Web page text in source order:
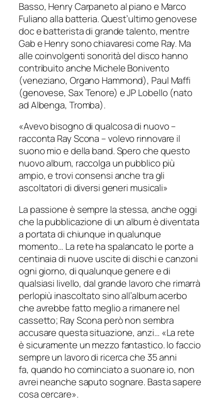
Basso, Henry Carpaneto al piano e Marco
Fuliano alla batteria. Quest’ultimo genovese
doc e batterista di grande talento, mentre
Gab e Henry sono chiavaresi come Ray. Ma
alle coinvolgenti sonorità del disco hanno
contribuito anche Michele Bonivento
(veneziano, Organo Hammond), Paul Maffi
(genovese, Sax Tenore) e JP Lobello (nato
ad Albenga, Tromba).
«Avevo bisogno di qualcosa di nuovo–
racconta Ray Scona –volevo rinnovare il
suono mio e della band. Spero che questo
nuovo album, raccolga un pubblico più
ampio, e trovi consensi anche tra gli
ascoltatori di diversi generi musicali»
La passione è sempre la stessa, anche oggi
che la pubblicazione di un album è diventata
a portata di chiunque in qualunque
momento… La rete ha spalancato le porte a
centinaia di nuove uscite di dischi e canzoni
ogni giorno, di qualunque genere e di
qualsiasi livello, dal grande lavoro che rimarrà
perlopiù inascoltato sino all’album acerbo
che avrebbe fatto meglio a rimanere nel
cassetto; Ray Scona però non sembra
accusare questa situazione, anzi… «La rete
è sicuramente un mezzo fantastico. Io faccio
sempre un lavoro di ricerca che 35 anni
fa, quando ho cominciato a suonare io, non
avrei neanche saputo sognare. Basta sapere
cosa cercare».